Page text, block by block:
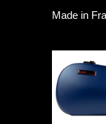
Made in